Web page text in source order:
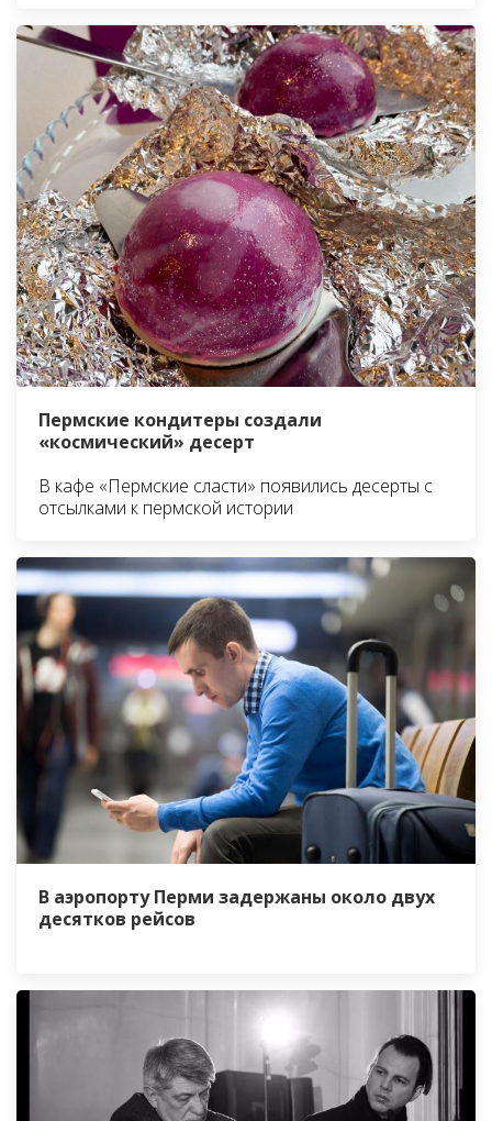
Пермские кондитеры создали
«космический» десерт
В кафе «Пермские сласти» появились десерты с
отсылками к пермской истории
В аэропорту Перми задержаны около двух
десятков рейсов